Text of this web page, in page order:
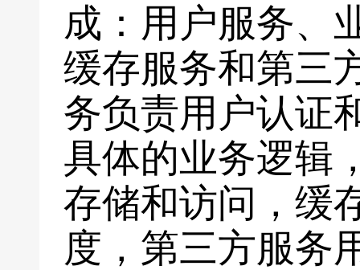
成：用户服务、
缓存服务和第三
务负责用户认证
具体的业务逻辑
存储和访问，缓
度，第三方服务